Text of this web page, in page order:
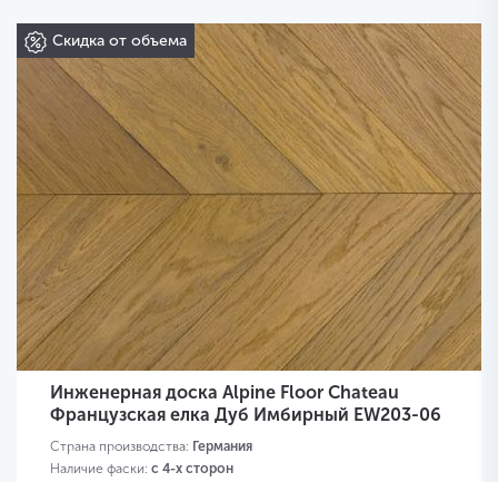
Скидка от объема
Инженерная доска Alpine Floor Chateau
Французская елка Дуб Имбирный EW203-06
Страна производства: Германия
Наличие фаски: с 4-х сторон